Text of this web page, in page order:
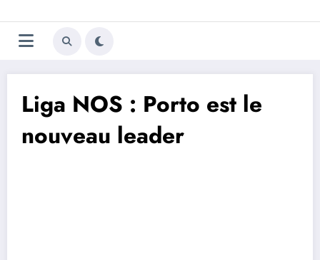
au
contenu
Trivela
L'actualité du football
Liga NOS : Porto est le
nouveau leader